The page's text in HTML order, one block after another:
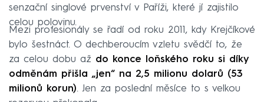
senzační singlové prvenství v Paříži, které jí zajistilo
celou polovinu.
Mezi profesionály se řadí od roku 2011, kdy Krejčíkové
bylo šestnáct. O dechberoucím vzletu svědčí to, že
za celou dobu až do konce loňského roku si díky
odměnám přišla „jen“ na 2,5 milionu dolarů (53
milionů korun). Jen za poslední měsíce to s velkou